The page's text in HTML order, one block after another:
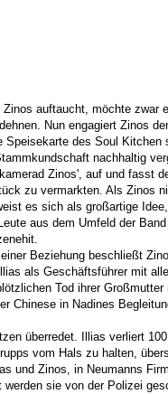
auftaucht, möchte zwar
Nun engagiert Zinos
Speisekarte des Soul Kitchen
nachhaltig
Zinos', auf und fasst
zu vermarkten. Als Zinos
es sich als großartige
aus dem Umfeld der
Beziehung beschließt
als Geschäftsführer mit
Tod ihrer Großmutter
Chinese in Nadines
überredet. Illias verliert
vom Hals zu halten,
und Zinos, in Neumanns
sie von der Polizei